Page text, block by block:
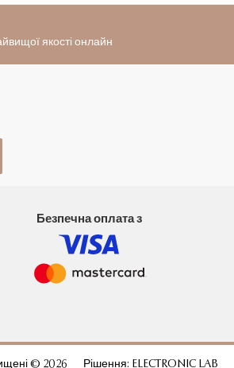
якості онлайн
Безпечна оплата з
© 2026 Рішення: ELECTRONIC LAB